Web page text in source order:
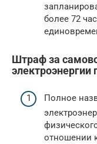
более 72
Штраф за
электроэнергии
Полное
отношении